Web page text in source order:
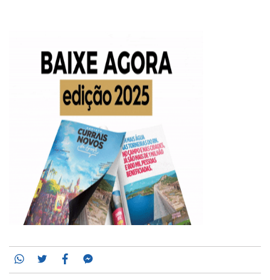
Whatsapp
TwitterFacebook